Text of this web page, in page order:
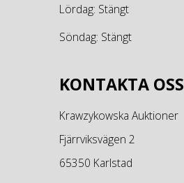
Lördag: Stängt
Söndag: Stängt
KONTAKTA OSS
Krawzykowska Auktioner
Fjärrviksvägen 2
65350 Karlstad